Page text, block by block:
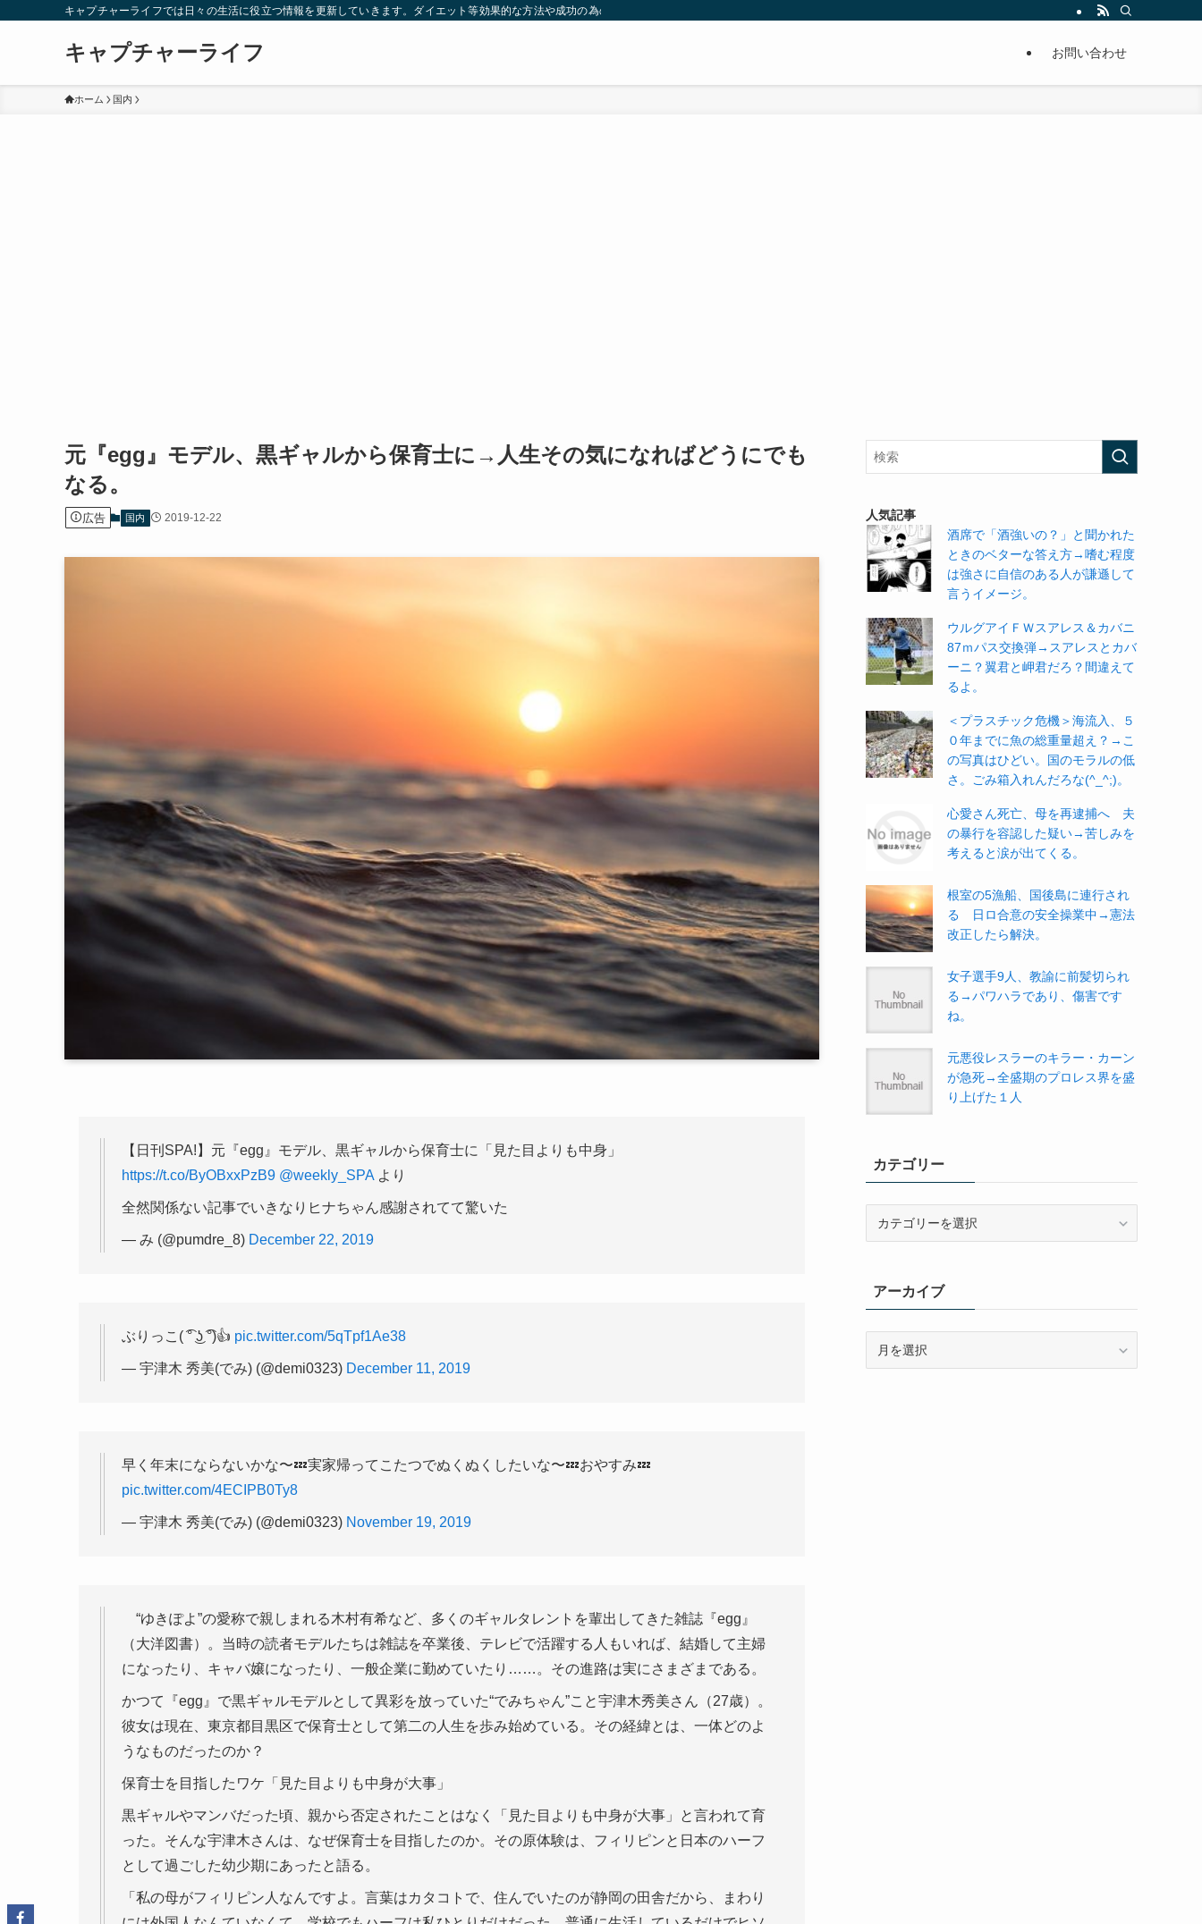
キャプチャーライフでは日々の生活に役立つ情報を更新していきます。ダイエット等効果的な方法や成功の為の秘訣等。太ったり悩んでいる方々が簡単に痩せることが出来るように分かりやすくまとめています。
キャプチャーライフ お問い合わせ
ホーム 国内
元『egg』モデル、黒ギャルから保育士に→人生その気になればどうにでも
なる。
広告 国内 2019-12-22
【日刊SPA!】元『egg』モデル、黒ギャルから保育士に「見た目よりも中身」
https://t.co/ByOBxxPzB9 @weekly_SPA より
全然関係ない記事でいきなりヒナちゃん感謝されてて驚いた
— み (@pumdre_8) December 22, 2019
ぶりっこ( ͡° ͜ʖ ͡°)👍 pic.twitter.com/5qTpf1Ae38
— 宇津木 秀美(でみ) (@demi0323) December 11, 2019
早く年末にならないかな〜💤実家帰ってこたつでぬくぬくしたいな〜💤おやすみ💤
pic.twitter.com/4ECIPB0Ty8
— 宇津木 秀美(でみ) (@demi0323) November 19, 2019
“ゆきぽよ”の愛称で親しまれる木村有希など、多くのギャルタレントを輩出してきた雑誌『egg』
（大洋図書）。当時の読者モデルたちは雑誌を卒業後、テレビで活躍する人もいれば、結婚して主婦
になったり、キャバ嬢になったり、一般企業に勤めていたり……。その進路は実にさまざまである。
かつて『egg』で黒ギャルモデルとして異彩を放っていた“でみちゃん”こと宇津木秀美さん（27歳）。
彼女は現在、東京都目黒区で保育士として第二の人生を歩み始めている。その経緯とは、一体どのよ
うなものだったのか？
保育士を目指したワケ「見た目よりも中身が大事」
黒ギャルやマンバだった頃、親から否定されたことはなく「見た目よりも中身が大事」と言われて育
った。そんな宇津木さんは、なぜ保育士を目指したのか。その原体験は、フィリピンと日本のハーフ
として過ごした幼少期にあったと語る。
「私の母がフィリピン人なんですよ。言葉はカタコトで、住んでいたのが静岡の田舎だから、まわり
人気記事
酒席で「酒強いの？」と聞かれた
ときのベターな答え方→嗜む程度
は強さに自信のある人が謙遜して
言うイメージ。
ウルグアイＦＷスアレス＆カバニ
87ｍパス交換弾→スアレスとカバ
ーニ？翼君と岬君だろ？間違えて
るよ。
＜プラスチック危機＞海流入、５
０年までに魚の総重量超え？→こ
の写真はひどい。国のモラルの低
さ。ごみ箱入れんだろな(^_^;)。
心愛さん死亡、母を再逮捕へ 夫
の暴行を容認した疑い→苦しみを
考えると涙が出てくる。
根室の5漁船、国後島に連行され
る 日ロ合意の安全操業中→憲法
改正したら解決。
女子選手9人、教諭に前髪切られ
る→パワハラであり、傷害です
ね。
元悪役レスラーのキラー・カーン
が急死→全盛期のプロレス界を盛
り上げた１人
カテゴリー
ーアーカイブ